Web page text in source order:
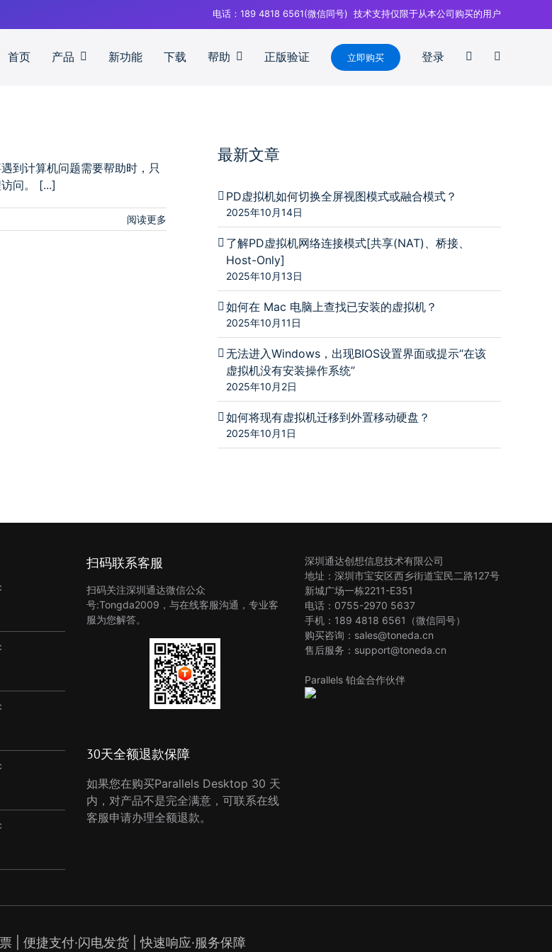
电话：189 4818 6561(微信同号) 技术支持仅限于从本公司购买的用户
首页 产品 新功能 下载 帮助 正版验证 立即购买 登录
到计算机问题需要帮助时，只
问。 [...]
阅读更多
最新文章
PD虚拟机如何切换全屏视图模式或融合模式？
2025年10月14日
了解PD虚拟机网络连接模式[共享(NAT)、桥接、
Host-Only]
2025年10月13日
如何在 Mac 电脑上查找已安装的虚拟机？
2025年10月11日
无法进入Windows，出现BIOS设置界面或提示“在该
虚拟机没有安装操作系统”
2025年10月2日
如何将现有虚拟机迁移到外置移动硬盘？
2025年10月1日
扫码联系客服
扫码关注深圳通达微信公众
号:Tongda2009，与在线客服沟通，专业客
服为您解答。
30天全额退款保障
如果您在购买Parallels Desktop 30 天
内，对产品不是完全满意，可联系在线
客服申请办理全额退款。
深圳通达创想信息技术有限公司
地址：深圳市宝安区西乡街道宝民二路127号
新城广场一栋2211-E351
电话：0755-2970 5637
手机：189 4818 6561（微信同号）
购买咨询：sales@toneda.cn
售后服务：support@toneda.cn
Parallels 铂金合作伙伴
| 便捷支付·闪电发货 |快速响应·服务保障